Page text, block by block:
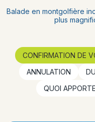
CONTACT
Balade en montgolfière
plus
CONFIRMATION DE
ANNULATION
QUOI